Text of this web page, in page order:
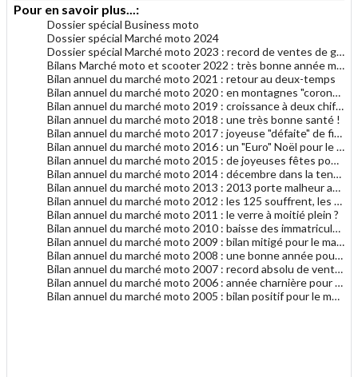
Pour en savoir plus...:
Dossier spécial Business moto
Dossier spécial Marché moto 2024
Dossier spécial Marché moto 2023 : record de ventes de grosses motos
Bilans Marché moto et scooter 2022 : très bonne année malgré tout
Bilan annuel du marché moto 2021 : retour au deux-temps
Bilan annuel du marché moto 2020 : en montagnes "coronavi-russes"
Bilan annuel du marché moto 2019 : croissance à deux chiffres
Bilan annuel du marché moto 2018 : une très bonne santé !
Bilan annuel du marché moto 2017 : joyeuse "défaite" de fin d'année
Bilan annuel du marché moto 2016 : un "Euro" Noël pour le marché moto
Bilan annuel du marché moto 2015 : de joyeuses fêtes pour le marché moto
Bilan annuel du marché moto 2014 : décembre dans la tendance générale 2014
Bilan annuel du marché moto 2013 : 2013 porte malheur au marché du motocycle
Bilan annuel du marché moto 2012 : les 125 souffrent, les gros cubes résistent
Bilan annuel du marché moto 2011 : le verre à moitié plein ?
Bilan annuel du marché moto 2010 : baisse des immatriculations en 2010
Bilan annuel du marché moto 2009 : bilan mitigé pour le marché français de la moto
Bilan annuel du marché moto 2008 : une bonne année pour le motocycle en France
Bilan annuel du marché moto 2007 : record absolu de ventes de motocycles en France !
Bilan annuel du marché moto 2006 : année charnière pour les deux-roues en France ?
Bilan annuel du marché moto 2005 : bilan positif pour le marché de la moto